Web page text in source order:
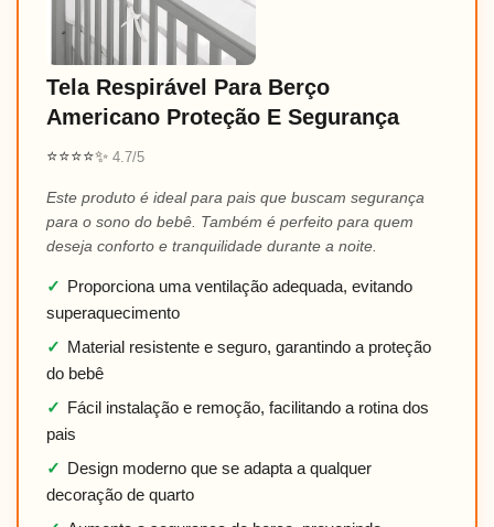
Tela Respirável Para Berço
Americano Proteção E Segurança
⭐⭐⭐⭐✨ 4.7/5
Este produto é ideal para pais que buscam segurança
para o sono do bebê. Também é perfeito para quem
deseja conforto e tranquilidade durante a noite.
✓ Proporciona uma ventilação adequada, evitando
superaquecimento
✓ Material resistente e seguro, garantindo a proteção
do bebê
✓ Fácil instalação e remoção, facilitando a rotina dos
pais
✓ Design moderno que se adapta a qualquer
decoração de quarto